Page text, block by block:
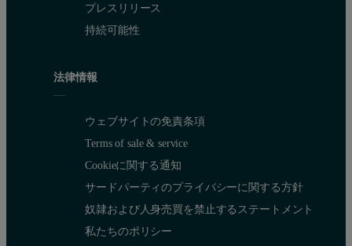
プレスリリース
持続可能性
法律情報
ウェブサイトの免責条項
Terms of sale & service
Cookieに関する通知
サードパーティのプライバシーに関する方針
奴隷および人身売買を禁止するステートメント
私たちのポリシー